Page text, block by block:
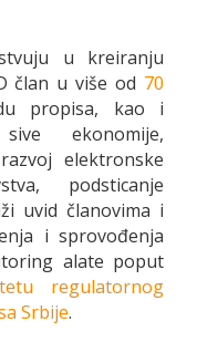
u kreiranju
član u više od 70
propisa, kao i
ekonomije,
elektronske
podsticanje
uvid članovima i
i sprovođenja
alate poput
regulatornog
Srbije.